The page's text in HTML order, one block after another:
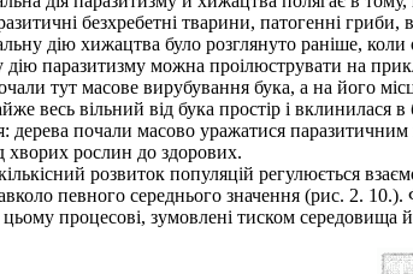
безхребетні тварини, патогенні гриби,
дію хижацтва було розглянуто раніше,
паразитизму можна проілюструвати на
тут масове вирубування бука, а на його
весь вільний від бука простір і
дерева почали масово уражатися
хворих рослин до здорових.
розвиток популяцій регулюється
певного середнього значення (рис. 2.
процесові, зумовлені тиском середовища